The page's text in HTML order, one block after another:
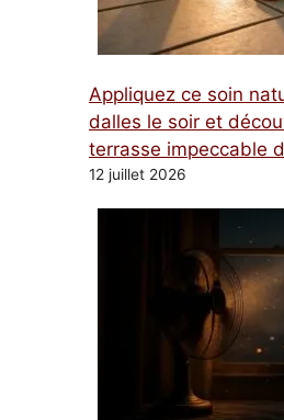
Appliquez ce soin
dalles le soir et
terrasse impeccable
12 juillet 2026